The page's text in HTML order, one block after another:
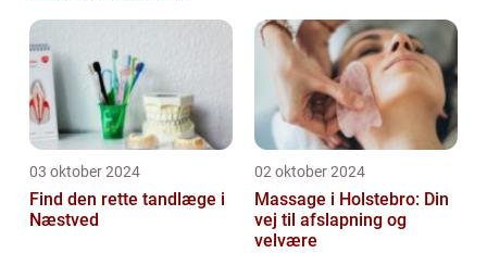
03 oktober 2024
Find den rette tandlæge i
Næstved
02 oktober 2024
Massage i Holstebro: Din
vej til afslapning og
velvære